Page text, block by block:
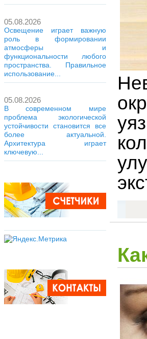
05.08.2026
Освещение играет важную
роль в формировании
атмосферы и
функциональности любого
пространства. Правильное
использование...
05.08.2026
В современном мире
проблема экологической
устойчивости становится все
более актуальной.
Архитектура играет
ключевую...